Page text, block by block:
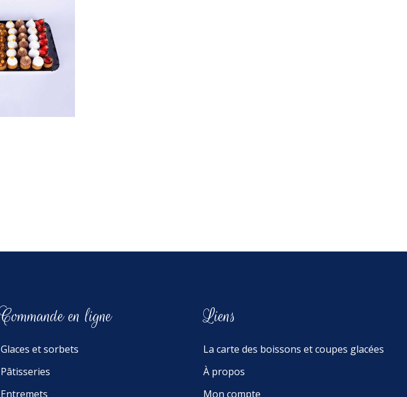
Commande en ligne
Glaces et sorbets
Pâtisseries
Entremets
Liens
La carte des boissons et coupes glacées
À propos
Mon compte